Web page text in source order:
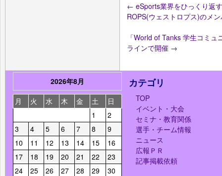
← eSports業界をひっくり返
ROPS(ウェストロプス)のメ
「World of Tanks 学生コミ
ラインで開催 →
2026年8月
月
火 水 木 金 土
日
1
2
3
4 5 6 7 8
9
10
11 12 13 14 15
16
17
18 19 20 21 22
23
24
25 26 27 28 29
30
カテゴリ
TOP
イベント・大会
セミナ・教育関係
選手・チーム情報
ニュース
広報ＰＲ
記事掲載依頼